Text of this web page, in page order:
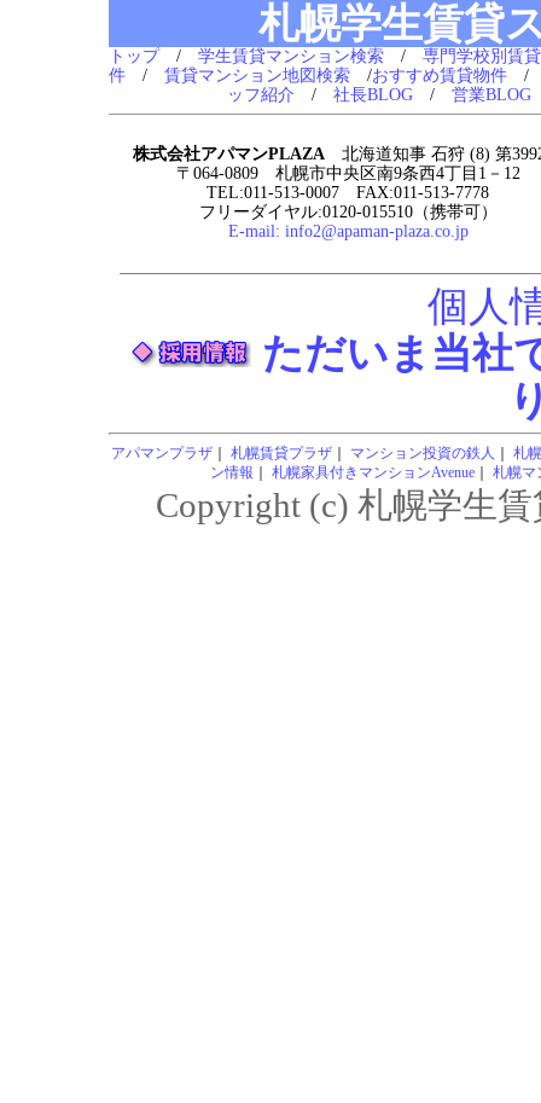
札幌学生賃貸
トップ / 学生賃貸マンション検索 / 専門学校別賃
件 / 賃貸マンション地図検索 /おすすめ賃貸物件
ッフ紹介 / 社長BLOG / 営業BLOG
株式会社アパマンPLAZA 北海道知事 石狩 (8) 第
〒064-0809 札幌市中央区南9条西4丁目1－12
TEL:011-513-0007 FAX:011-513-7778
フリーダイヤル:0120-015510（携帯可）
E-mail: info2@apaman-plaza.co.jp
個人
ただいま当社
アパマンプラザ｜ 札幌賃貸プラザ｜ マンション投資の鉄人
札
ン情報
札幌家具付きマンションAvenue｜ 札幌マ
Copyright (c) 札幌学生